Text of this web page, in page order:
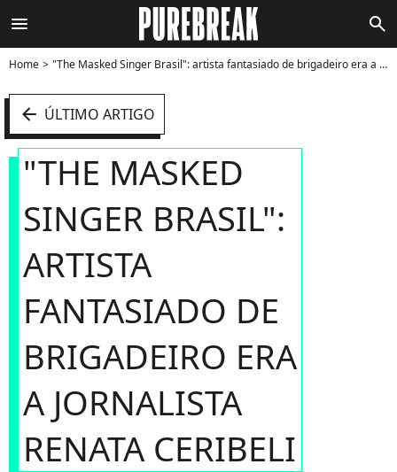
menu search
Home "The Masked Singer Brasil": artista fantasiado de brigadeiro era a jornalista Renata Ceribeli - Foto
arrow_left ÚLTIMO ARTIGO
"THE MASKED
SINGER BRASIL":
ARTISTA
FANTASIADO DE
BRIGADEIRO ERA
A JORNALISTA
RENATA CERIBELI